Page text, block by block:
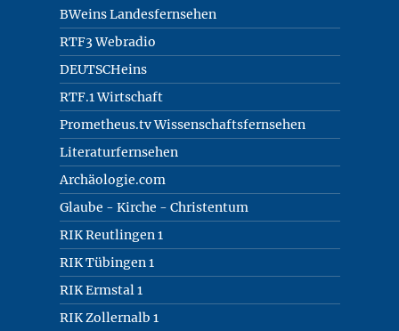
BWeins Landesfernsehen
RTF3 Webradio
DEUTSCHeins
RTF.1 Wirtschaft
Prometheus.tv Wissenschaftsfernsehen
Literaturfernsehen
Archäologie.com
Glaube - Kirche - Christentum
RIK Reutlingen 1
RIK Tübingen 1
RIK Ermstal 1
RIK Zollernalb 1